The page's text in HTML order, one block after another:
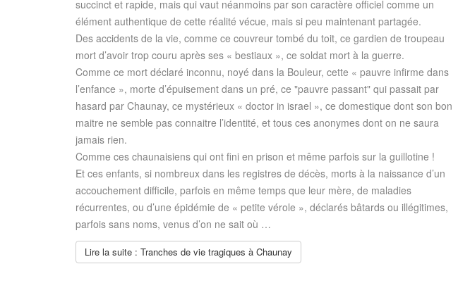
succinct et rapide, mais qui vaut néanmoins par son caractère officiel comme un
élément authentique de cette réalité vécue, mais si peu maintenant partagée.
Des accidents de la vie, comme ce couvreur tombé du toit, ce gardien de troupeau
mort d’avoir trop couru après ses « bestiaux », ce soldat mort à la guerre.
Comme ce mort déclaré inconnu, noyé dans la Bouleur, cette « pauvre infirme dans
l’enfance », morte d’épuisement dans un pré, ce "pauvre passant" qui passait par
hasard par Chaunay, ce mystérieux « doctor in israel », ce domestique dont son bon
maitre ne semble pas connaitre l’identité, et tous ces anonymes dont on ne saura
jamais rien.
Comme ces chaunaisiens qui ont fini en prison et même parfois sur la guillotine !
Et ces enfants, si nombreux dans les registres de décès, morts à la naissance d’un
accouchement difficile, parfois en même temps que leur mère, de maladies
récurrentes, ou d’une épidémie de « petite vérole », déclarés bâtards ou illégitimes,
parfois sans noms, venus d’on ne sait où …
Lire la suite : Tranches de vie tragiques à Chaunay